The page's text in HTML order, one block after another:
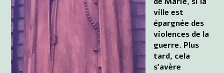
ville est
épargnée des
violences de la
guerre. Plus
tard, cela
s'avère